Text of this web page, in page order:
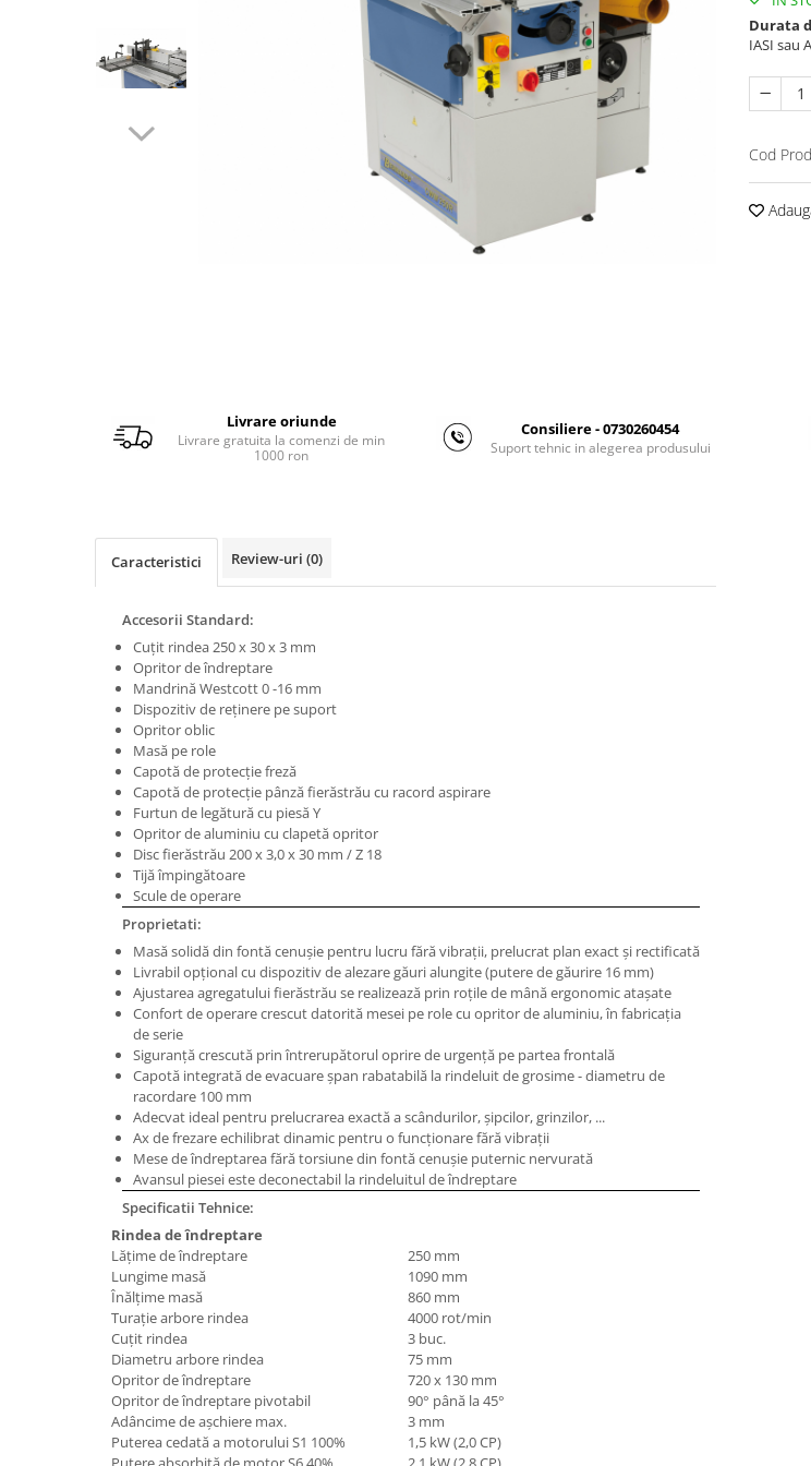
Strunguri pentru metal
Strunguri CNC
Strunguri cu cutie de viteze
Strunguri cu surub de ghidare
Masini de gaurit cu angrenaj, masa
Masini de gaurit cu coloana si
curea de distributie
Masini de gaurit cu stand si
Masini de gaurit radiale
Masini de gaurit si frezat
Masini de gaurit cu freza
Masini de frezat universale
Centre de prelucrare verticale CNC
Masini de frezat cu batiu
Masini de frezat multifunctionale
Masini de frezat universale SERVO
Masini de frezat verticale
Masini de slefuit metal
Masini de ascutit burghie
Masini de lustruit
Masini de polizat bavuri cu perii
Masini de rectificat plan
Masini de rectificat plan
Masini de rectificat rotund
Masini de satinat
Masini de slefuit combinate
Masini de slefuit cu banda
Masini de slefuit cu disc
Masini de slefuit cu mediu umed si
Masini de slefuit cutite de gravat
Masini de tesit
Masini pentru slefuit tevi
Masini universale de ascutit
Polizoare de banc
Masini de filetat
Durata
IASI sau
Cod
Livrare oriunde
Livrare gratuita la comenzi de min
1000 ron
Consiliere - 0730260454
Suport tehnic in alegerea produsului
Caracteristici Review-uri (0)
Accesorii Standard:
Cuţit rindea 250 x 30 x 3 mm
Opritor de îndreptare
Mandrină Westcott 0 -16 mm
Dispozitiv de reţinere pe suport
Opritor oblic
Masă pe role
Capotă de protecţie freză
Capotă de protecţie pânză fierăstrău cu racord aspirare
Furtun de legătură cu piesă Y
Opritor de aluminiu cu clapetă opritor
Disc fierăstrău 200 x 3,0 x 30 mm / Z 18
Tijă împingătoare
Scule de operare
Proprietati:
Masă solidă din fontă cenuşie pentru lucru fără vibraţii, prelucrat plan exact şi rectificată
Livrabil opţional cu dispozitiv de alezare găuri alungite (putere de găurire 16 mm)
Ajustarea agregatului fierăstrău se realizează prin roţile de mână ergonomic ataşate
Confort de operare crescut datorită mesei pe role cu opritor de aluminiu, în fabricaţia
de serie
Siguranţă crescută prin întrerupătorul oprire de urgenţă pe partea frontală
Capotă integrată de evacuare şpan rabatabilă la rindeluit de grosime - diametru de
racordare 100 mm
Adecvat ideal pentru prelucrarea exactă a scândurilor, şipcilor, grinzilor, ...
Ax de frezare echilibrat dinamic pentru o funcţionare fără vibraţii
Mese de îndreptarea fără torsiune din fontă cenuşie puternic nervurată
Avansul piesei este deconectabil la rindeluitul de îndreptare
Specificatii Tehnice:
Rindea de îndreptare
Lăţime de îndreptare
250 mm
Lungime masă
1090 mm
Înălţime masă
860 mm
Turaţie arbore rindea
4000 rot/min
Cuţit rindea
3 buc.
Diametru arbore rindea
75 mm
Opritor de îndreptare
720 x 130 mm
Opritor de îndreptare pivotabil
90° până la 45°
Adâncime de aşchiere max.
3 mm
Puterea cedată a motorului S1 100%
1,5 kW (2,0 CP)